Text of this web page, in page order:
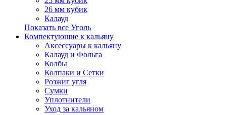
26 мм кубик
Калауд
Показать все Уголь
Компектующие к кальяну
Аксессуары к кальяну
Калауд и Фольга
Колбы
Колпаки и Сетки
Розжиг угля
Сумки
Уплотнители
Уход за кальяном